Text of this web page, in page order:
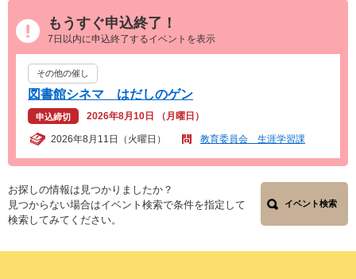
もうすぐ申込終了！
7日以内に申込終了するイベントを表示
その他の催し
図書館シネマ はだしのゲン
申込締切 2026年8月10日 （月曜日）
2026年8月11日（火曜日） 教育委員会 生涯学習課
お探しの情報は見つかりましたか？
見つからない場合はイベント検索で条件を指定して
検索してみてください。
イベント検索